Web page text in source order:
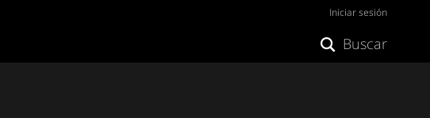
Iniciar sesión
Buscar